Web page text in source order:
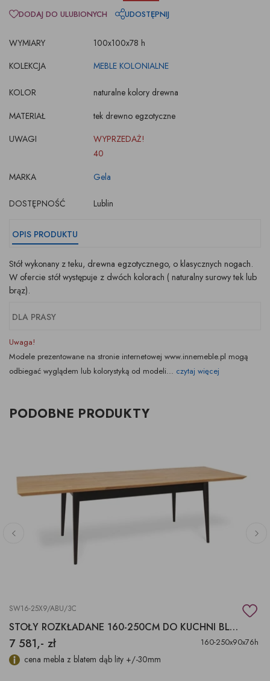
WYMIARY
100x100x78 h
KOLEKCJA
MEBLE KOLONIALNE
KOLOR
naturalne kolory drewna
MATERIAŁ
tek drewno egzotyczne
UWAGI
WYPRZEDAŻ!
40
MARKA
Gela
DOSTĘPNOŚĆ Lublin
DODAJ DO ULUBIONYCH UDOSTĘPNIJ
OPIS PRODUKTU
Stół wykonany z teku, drewna egzotycznego, o klasycznych nogach.
W ofercie stół występuje z dwóch kolorach ( naturalny surowy tek lub
brąz).
DLA PRASY
Uwaga!
Modele prezentowane na stronie internetowej www.innemeble.pl mogą
odbiegać wyglądem lub kolorystyką od modeli... czytaj więcej
PODOBNE PRODUKTY
SW16-25X9/ABU/3C
STOŁY ROZKŁADANE 160-250CM DO KUCHNI BLAT DĄB
7 581,- zł 160-250x90x76h
cena mebla z blatem dąb lity +/-30mm